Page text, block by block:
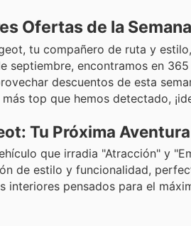
Ofertas de la
tu compañero de ruta y
septiembre, encontramos en
descuentos de esta
top que hemos detectado,
Tu Próxima
que irradia "Atracción" y
de estilo y funcionalidad,
interiores pensados para el